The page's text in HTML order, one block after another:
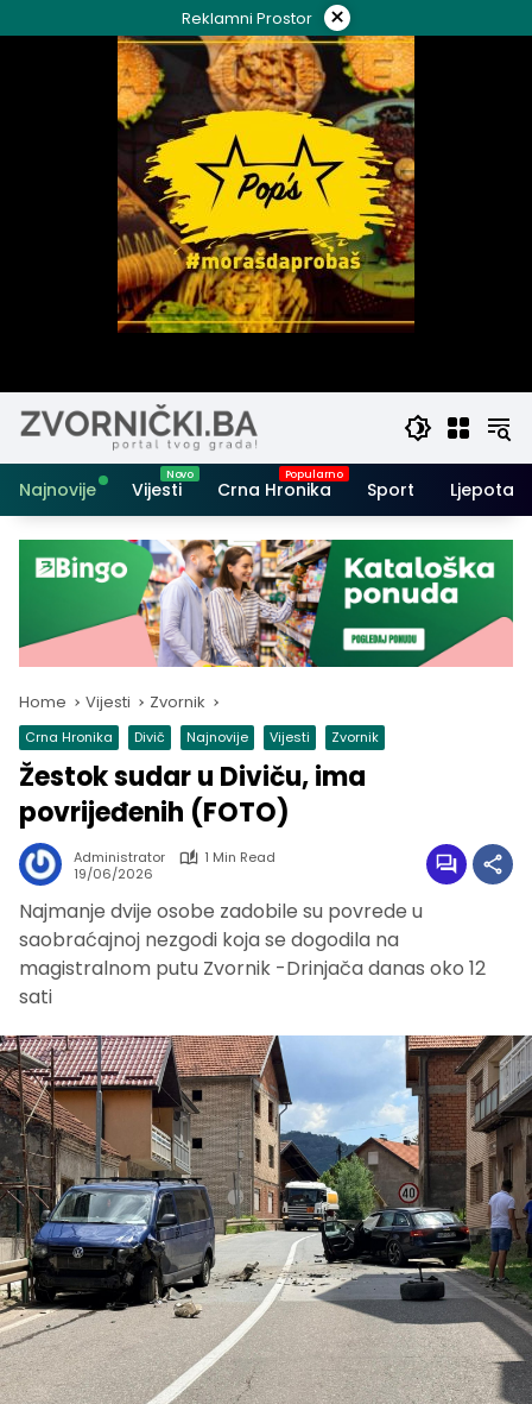
to
Reklamni Prostor ×
Najnovije Vijesti Crna Hronika Sport Ljepota i
Home Vijesti Zvornik
Crna Hronika Divič Najnovije Vijesti Zvornik
Žestok sudar u Diviču, ima
povrijeđenih (FOTO)
Administrator
1 Min Read
19/06/2026
Najmanje dvije osobe zadobile su povrede u
saobraćajnoj nezgodi koja se dogodila na
magistralnom putu Zvornik -Drinjača danas oko 12
sati